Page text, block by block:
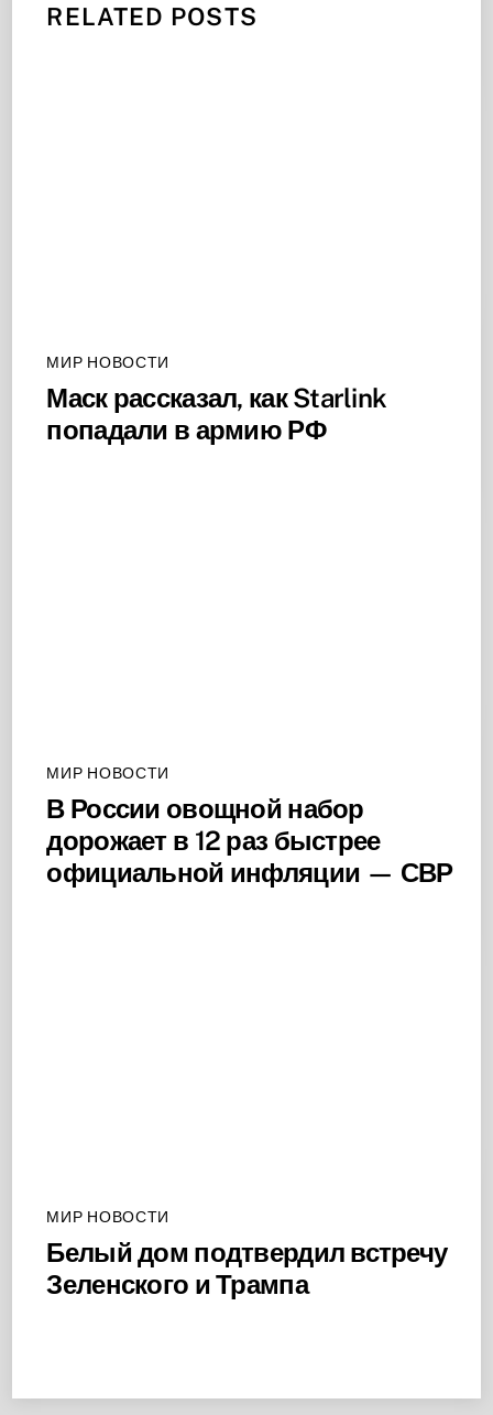
RELATED POSTS
МИР НОВОСТИ
Маск рассказал, как Starlink
попадали в армию РФ
МИР НОВОСТИ
В России овощной набор
дорожает в 12 раз быстрее
официальной инфляции — СВР
МИР НОВОСТИ
Белый дом подтвердил встречу
Зеленского и Трампа